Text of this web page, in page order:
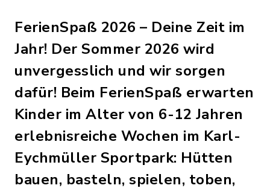
FerienSpaß 2026 – Deine Zeit im
Jahr! Der Sommer 2026 wird
unvergesslich und wir sorgen
dafür! Beim FerienSpaß erwarten
Kinder im Alter von 6-12 Jahren
erlebnisreiche Wochen im Karl-
Eychmüller Sportpark: Hütten
bauen, basteln, spielen, toben,